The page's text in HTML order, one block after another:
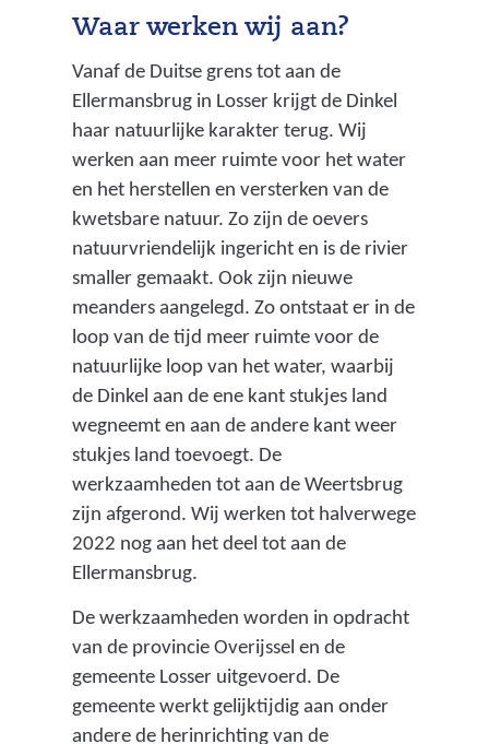
Waar werken wij aan?
Vanaf de Duitse grens tot aan de
Ellermansbrug in Losser krijgt de Dinkel
haar natuurlijke karakter terug. Wij
werken aan meer ruimte voor het water
en het herstellen en versterken van de
kwetsbare natuur. Zo zijn de oevers
natuurvriendelijk ingericht en is de rivier
smaller gemaakt. Ook zijn nieuwe
meanders aangelegd. Zo ontstaat er in de
loop van de tijd meer ruimte voor de
natuurlijke loop van het water, waarbij
de Dinkel aan de ene kant stukjes land
wegneemt en aan de andere kant weer
stukjes land toevoegt. De
werkzaamheden tot aan de Weertsbrug
zijn afgerond. Wij werken tot halverwege
2022 nog aan het deel tot aan de
Ellermansbrug.
De werkzaamheden worden in opdracht
van de provincie Overijssel en de
gemeente Losser uitgevoerd. De
gemeente werkt gelijktijdig aan onder
andere de herinrichting van de